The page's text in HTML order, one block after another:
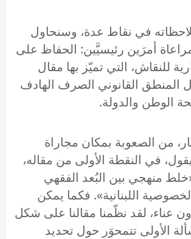
في نقاط عدة، وسنحاول
أمرَين رئيسيَّين: الحفاظ على
للنقاش، التي تميّز بها مقال
المنطق القانوني الصرف الهادف
الوطن والدولة.
من الصعوبة بمكان مجاراة
في النقطة الأولى من مقاله،
منهجي بين البُعد الفقهي
اللبنانية». فكما يمكن
عناء، لقد نظّمنا مقالنا على شكل
الأولى تتمحوَر حول تحديد